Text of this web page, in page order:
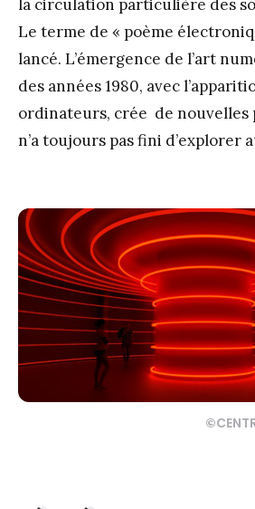
la circulation particulière des
Le terme de « poème
lancé. L’émergence de l’art
des années 1980, avec
ordinateurs, crée de nouvelles
n’a toujours pas fini d’explorer
©